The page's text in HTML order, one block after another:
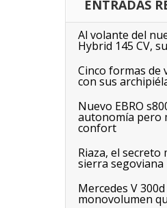
ENTRADAS
Al volante del
Hybrid 145 CV,
Cinco formas de
con sus
Nuevo EBRO
autonomía pero
confort
Riaza, el
sierra segoviana
Mercedes V
monovolumen